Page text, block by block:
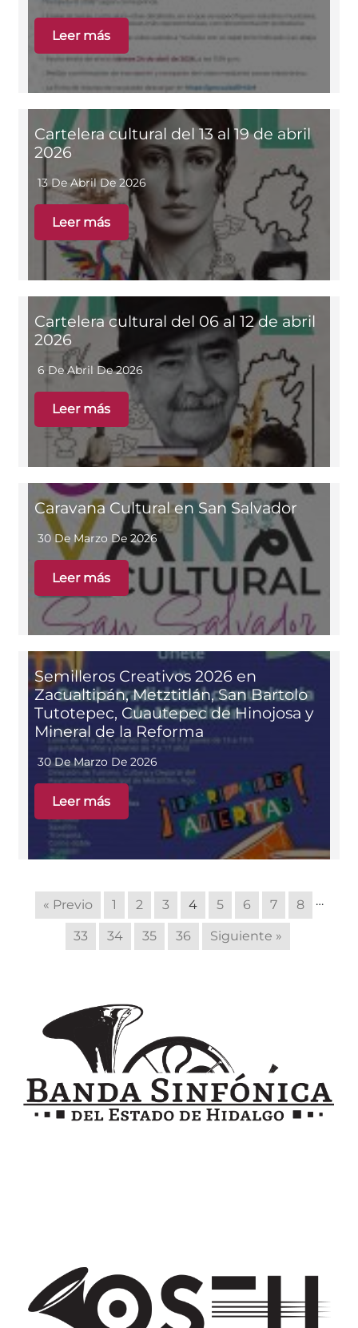
Leer más
Cartelera cultural del 13 al 19 de abril
2026
13 De Abril De 2026
Leer más
Cartelera cultural del 06 al 12 de abril
2026
6 De Abril De 2026
Leer más
Caravana Cultural en San Salvador
30 De Marzo De 2026
Leer más
Semilleros Creativos 2026 en
Zacualtipán, Metztitlán, San Bartolo
Tutotepec, Cuautepec de Hinojosa y
Mineral de la Reforma
30 De Marzo De 2026
Leer más
« Previo 1 2 3 4 5 6 7 8 …
33 34 35 36 Siguiente »